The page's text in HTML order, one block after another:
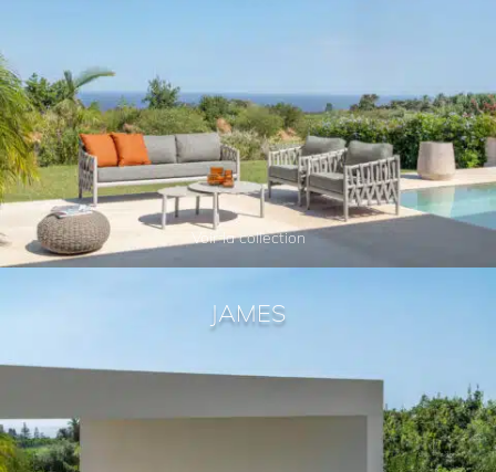
Voir la collection
JAMES